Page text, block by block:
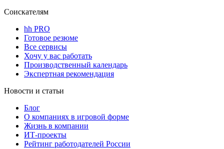
Соискателям
hh PRO
Готовое резюме
Все сервисы
Хочу у вас работать
Производственный календарь
Экспертная рекомендация
Новости и статьи
Блог
О компаниях в игровой форме
Жизнь в компании
ИТ-проекты
Рейтинг работодателей России